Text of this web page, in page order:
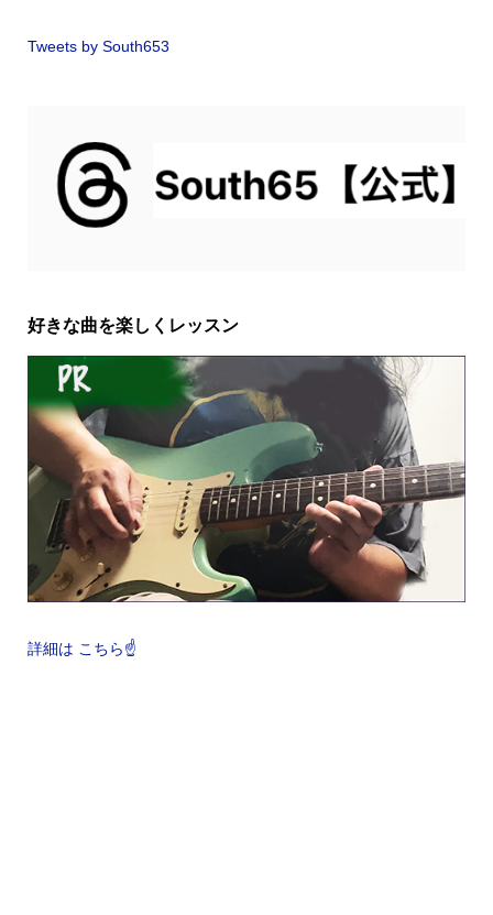
Tweets by South653
好きな曲を楽しくレッスン
詳細は こちら☝️